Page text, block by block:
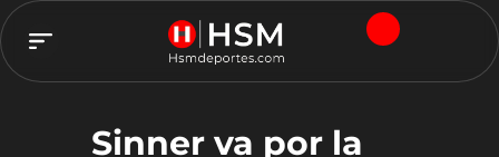
Sinner va por la